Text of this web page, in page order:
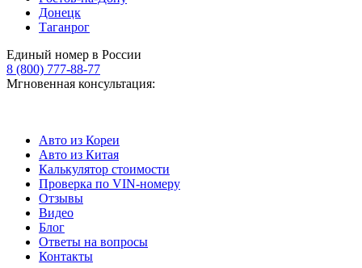
Донецк
Таганрог
Единый номер в России
8 (800) 777-88-77
Мгновенная консультация:
Авто из Кореи
Авто из Китая
Калькулятор стоимости
Проверка по VIN-номеру
Отзывы
Видео
Блог
Ответы на вопросы
Контакты